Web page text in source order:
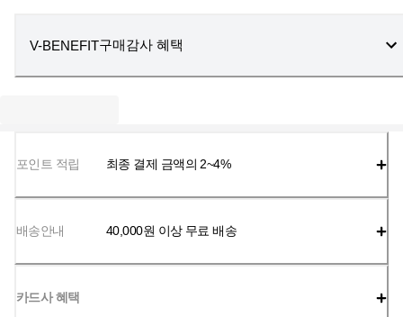
V-BENEFIT구매감사 혜택
포인트 적립 최종 결제 금액의 2~4%
배송안내 40,000원 이상 무료 배송
카드사 혜택